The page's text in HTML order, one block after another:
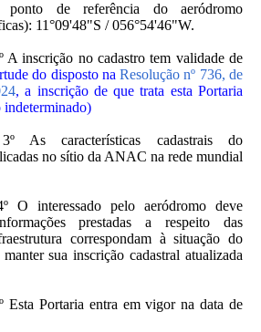
de referência do aeródromo
11°09'48"S / 056°54'46"W.
A inscrição no cadastro tem validade de
do disposto naResolução nº 736, de
, a inscrição de que trata esta Portaria
indeterminado)
As características cadastrais do
no sítio da ANAC na rede mundial
O interessado pelo aeródromo deve
prestadas a respeito das
correspondam à situação do
sua inscrição cadastral atualizada
Esta Portaria entra em vigor na data de